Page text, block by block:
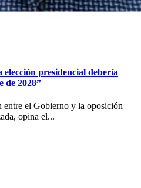
presidencial debería
de 2028”
entre el Gobierno y la oposición
opina el...